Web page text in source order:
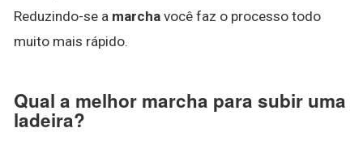
Reduzindo-se a marcha você faz o processo todo
muito mais rápido.
Qual a melhor marcha para subir uma
ladeira?